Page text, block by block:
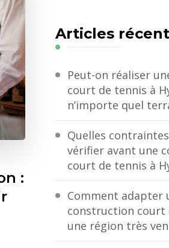
:
?
Articles
Peut-on réaliser
court de tennis à
n’importe quel
Quelles
vérifier avant une
court de tennis à
Comment adapter
construction court
une région très